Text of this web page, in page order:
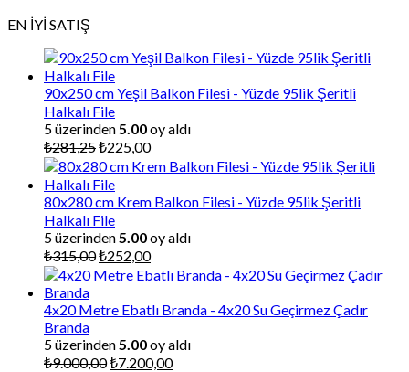
EN İYİ SATIŞ
90x250 cm Yeşil Balkon Filesi - Yüzde 95lik Şeritli
Halkalı File
5 üzerinden5.00oy aldı
₺281,25Orijinal
fiyat:
₺281,25.
₺225,00Şu
andaki
₺225,00.
80x280 cm Krem Balkon Filesi - Yüzde 95lik Şeritli
Halkalı File
5 üzerinden5.00oy aldı
₺315,00Orijinal
fiyat:
₺252,00Şu
andaki
₺252,00.
4x20 Metre Ebatlı Branda - 4x20 Su Geçirmez Çadır
Branda
5 üzerinden5.00oy aldı
₺9.000,00Orijinal
₺7.200,00Şu